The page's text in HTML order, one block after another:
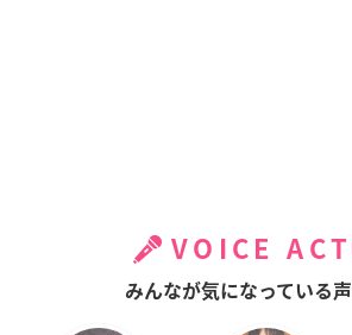
VOICE
みんなが気になっている